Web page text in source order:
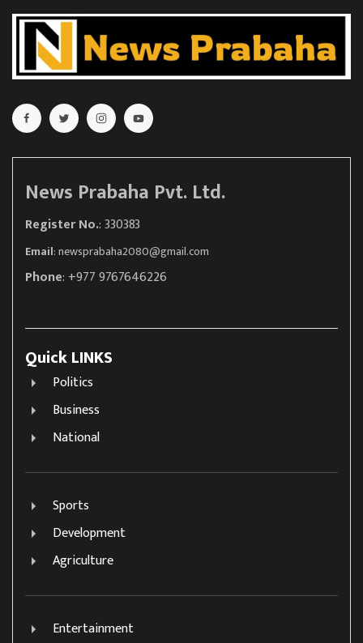
News Prabaha Pvt. Ltd.
Register No.: 330383
Email:newsprabaha2080@gmail.com
Phone: +977 9767646226
Quick LINKS
Politics
Business
National
Sports
Development
Agriculture
Entertainment